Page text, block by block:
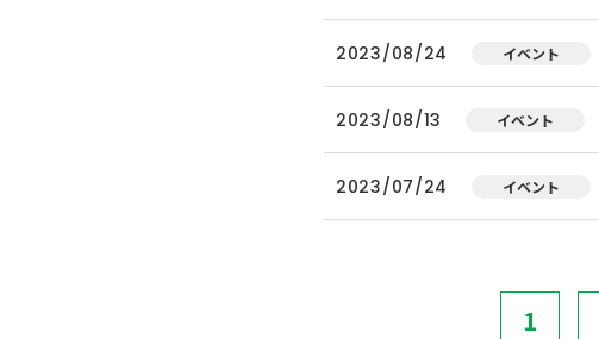
2023/08/24 イベント
2023/08/13 イベント
2023/07/24 イベント
1